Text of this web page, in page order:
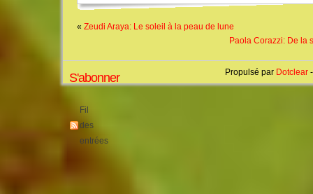
« Zeudi Araya: Le soleil à la peau de lune
Paola Corazzi: De la
S'abonner
Fil
des
entrées
Propulsé par Dotclear